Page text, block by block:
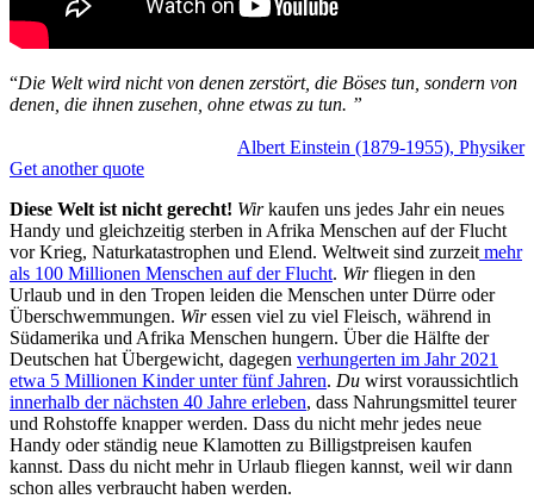
“Die Welt wird nicht von denen zerstört, die Böses tun, sondern von
denen, die ihnen zusehen, ohne etwas zu tun. ”
Albert Einstein (1879-1955), Physiker
Get another quote
Diese Welt ist nicht gerecht! Wirkaufen uns jedes Jahr ein neues
Handy und gleichzeitig sterben in Afrika Menschen auf der Flucht
vor Krieg, Naturkatastrophen und Elend. Weltweit sind zurzeit mehr
als 100 Millionen Menschen auf der Flucht. Wirfliegen in den
Urlaub und in den Tropen leiden die Menschen unter Dürre oder
Überschwemmungen. Wiressen viel zu viel Fleisch, während in
Südamerika und Afrika Menschen hungern. Über die Hälfte der
Deutschen hat Übergewicht, dagegen verhungerten im Jahr 2021
etwa 5 Millionen Kinder unter fünf Jahren. Du wirst voraussichtlich
innerhalb der nächsten 40 Jahre erleben, dass Nahrungsmittel teurer
und Rohstoffe knapper werden. Dass du nicht mehr jedes neue
Handy oder ständig neue Klamotten zu Billigstpreisen kaufen
kannst. Dass du nicht mehr in Urlaub fliegen kannst, weil wir dann
schon alles verbraucht haben werden.